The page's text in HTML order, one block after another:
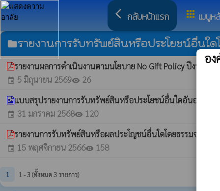
arrow_back_ios กลับหน้าแรก apps เมนูห
folderรายงานการรับทรัพย์สินหรือประโยชน์อื่นใด
รายงานผลการดำเนินงานตามนโยบาย No Gift Policy ปีงบปร
event 5 มิถุนายน 2569visibility 26
แบบสรุปรายงานการรับทรัพย์สินหรือประโยชน์อื่นใดอันอาจคำ
event 31 มกราคม 2568visibility 120
รายงานการรับทรัพย์สินหรือผลประโญชน์อื่นใดโดยธรรมจรรยา
event 15 พฤศจิกายน 2566visibility 158
1 1 - 3 (ทั้งหมด 3 รายการ)
อ